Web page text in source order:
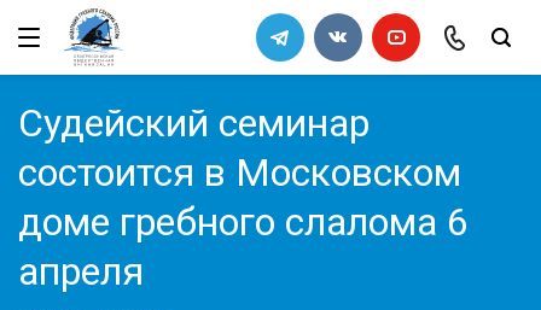
← Назад
Попечительский совет
Ревизионная комиссия
← Назад
Правила вида спорта "Гребной
слалом"
Требования к снаряжению
← Назад
← Назад
команду 2011
Судейский семинар
состоится в Московском
доме гребного слалома 6
апреля